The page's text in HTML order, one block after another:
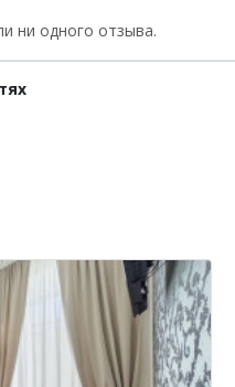
ни одного отзыва.